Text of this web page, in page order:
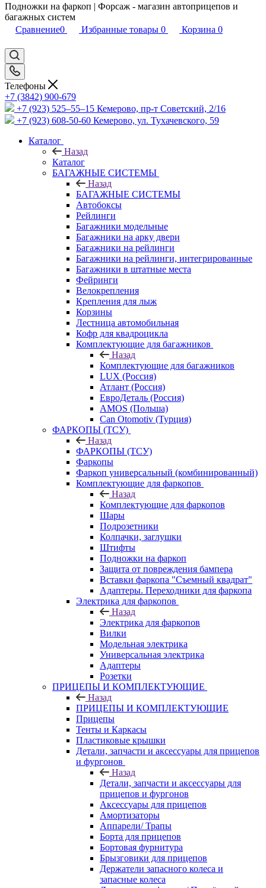
Подножки на фаркоп | Форсаж - магазин автоприцепов и
багажных систем
Сравнение0 Избранные товары 0 Корзина 0
Телефоны
+7 (3842) 900-679
+7 (923) 525–55–15 Кемерово, пр-т Советский, 2/16
+7 (923) 608-50-60 Кемерово, ул. Тухачевского, 59
Каталог
Назад
Каталог
БАГАЖНЫЕ СИСТЕМЫ
Назад
БАГАЖНЫЕ СИСТЕМЫ
Автобоксы
Рейлинги
Багажники модельные
Багажники на арку двери
Багажники на рейлинги
Багажники на рейлинги, интегрированные
Багажники в штатные места
Фейринги
Велокрепления
Крепления для лыж
Корзины
Лестница автомобильная
Кофр для квадроцикла
Комплектующие для багажников
Назад
Комплектующие для багажников
LUX (Россия)
Атлант (Россия)
ЕвроДеталь (Россия)
AMOS (Польша)
Can Otomotiv (Турция)
ФАРКОПЫ (ТСУ)
Назад
ФАРКОПЫ (ТСУ)
Фаркопы
Фаркоп универсальный (комбинированный)
Комплектующие для фаркопов
Назад
Комплектующие для фаркопов
Шары
Подрозетники
Колпачки, заглушки
Штифты
Подножки на фаркоп
Защита от повреждения бампера
Вставки фаркопа "Съемный квадрат"
Адаптеры. Переходники для фаркопа
Электрика для фаркопов
Назад
Электрика для фаркопов
Вилки
Модельная электрика
Универсальная электрика
Адаптеры
Розетки
ПРИЦЕПЫ И КОМПЛЕКТУЮЩИЕ
Назад
ПРИЦЕПЫ И КОМПЛЕКТУЮЩИЕ
Прицепы
Тенты и Каркасы
Пластиковые крышки
Детали, запчасти и аксессуары для прицепов
и фургонов
Назад
Детали, запчасти и аксессуары для
прицепов и фургонов
Аксессуары для прицепов
Амортизаторы
Аппарели/ Трапы
Борта для прицепов
Бортовая фурнитура
Брызговики для прицепов
Держатели запасного колеса и
запасные колеса